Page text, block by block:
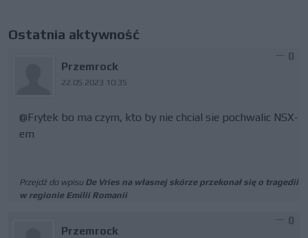
Ostatnia aktywność
Przemrock
22.05.2023 10:35
0
@Frytek bo ma czym, kto by nie chcial sie pochwalic NSX-
em
Przejdź do wpisu De Vries na własnej skórze przekonał się o tragedii
w regionie Emilii Romanii
Przemrock
0